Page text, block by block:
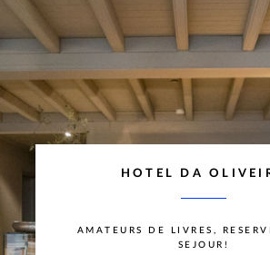
HOTEL DA
AMATEURS DE LIVRES,
SEJOUR!